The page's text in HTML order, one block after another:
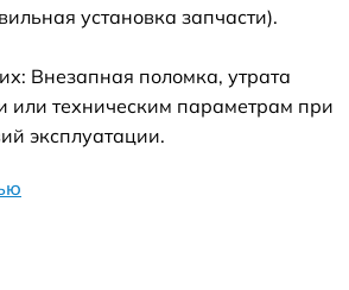
установка запчасти).
Внезапная поломка, утрата
или техническим параметрам при
эксплуатации.